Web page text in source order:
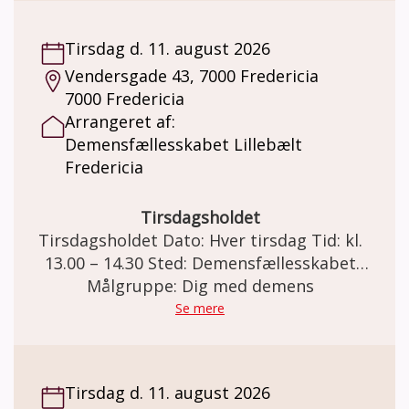
Tirsdag d. 11. august 2026
Vendersgade 43, 7000 Fredericia
7000 Fredericia
Arrangeret af:
Demensfællesskabet Lillebælt
Fredericia
Tirsdagsholdet
Tirsdagsholdet Dato: Hver tirsdag Tid: kl.
13.00 – 14.30 Sted: Demensfællesskabet
Lillebælt Vendersgade 43, 7000 Fredericia
Tirsdagsholdet I samarbejde med IDRÆT I
eller demens, muligheden for at dyrke
Målgruppe: Dig med demens
Se mere
Tirsdag d. 11. august 2026